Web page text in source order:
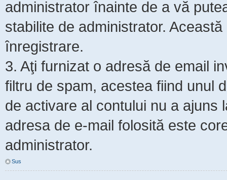
administrator înainte de a vă
stabilite de administrator.
înregistrare.
3. Aţi furnizat o adresă de email
filtru de spam, acestea fiind unul
de activare al contului nu a ajuns
adresa de e-mail folosită este
administrator.
Sus